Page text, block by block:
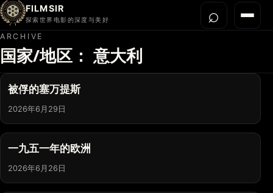
FILMSIR
探索世界电影的深度与美好 菜单
首页
今晚看什么
世界电影节
导演宇宙
影片库
关于我们
⌕打开
ARCHIVE
国家/地区： 意大利
被俘的塞万提斯
2026年6月29日
一九五一年的欧洲
2026年6月26日